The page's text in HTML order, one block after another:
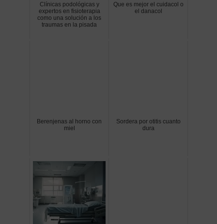
Clínicas podológicas y
expertos en fisioterapia
como una solución a los
traumas en la pisada
Que es mejor el cuidacol o
el danacol
Berenjenas al horno con
miel
Sordera por otitis cuanto
dura